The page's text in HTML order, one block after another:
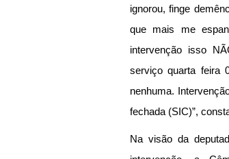
ignorou, finge
que mais me
intervenção isso
serviço quarta feira
nenhuma.
fechada (SIC)”,
Na visão da